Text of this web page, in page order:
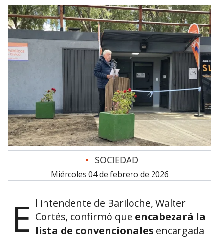
• SOCIEDAD
miércoles 04 de febrero de 2026
E l intendente de Bariloche, Walter
Cortés, confirmó que encabezará la
lista de convencionales encargada